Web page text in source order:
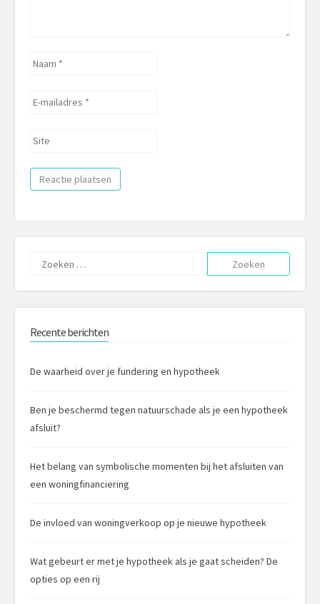
Naam
E-
Site
Zoeken
naar:
Recente berichten
De waarheid over je fundering en hypotheek
Ben je beschermd tegen natuurschade als je een hypotheek
afsluit?
Het belang van symbolische momenten bij het afsluiten van
een woningfinanciering
De invloed van woningverkoop op je nieuwe hypotheek
Wat gebeurt er met je hypotheek als je gaat scheiden? De
opties op een rij